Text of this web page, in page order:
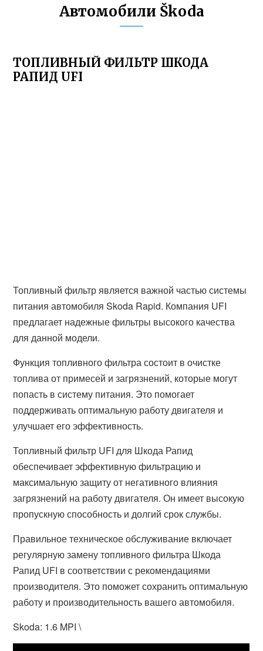
Автомобили Škoda
ТОПЛИВНЫЙ ФИЛЬТР ШКОДА
РАПИД UFI
Топливный фильтр является важной частью системы
питания автомобиля Skoda Rapid. Компания UFI
предлагает надежные фильтры высокого качества
для данной модели.
Функция топливного фильтра состоит в очистке
топлива от примесей и загрязнений, которые могут
попасть в систему питания. Это помогает
поддерживать оптимальную работу двигателя и
улучшает его эффективность.
Топливный фильтр UFI для Шкода Рапид
обеспечивает эффективную фильтрацию и
максимальную защиту от негативного влияния
загрязнений на работу двигателя. Он имеет высокую
пропускную способность и долгий срок службы.
Правильное техническое обслуживание включает
регулярную замену топливного фильтра Шкода
Рапид UFI в соответствии с рекомендациями
производителя. Это поможет сохранить оптимальную
работу и производительность вашего автомобиля.
Skoda: 1.6 MPI \